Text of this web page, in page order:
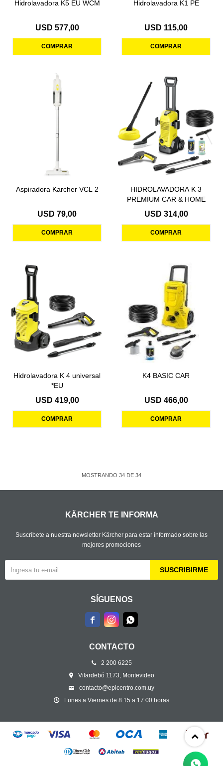
Hidrolavadora K5 EU WCM
USD 577,00
Hidrolavadora K1 PE
USD 115,00
Aspiradora Karcher VCL 2
USD 79,00
HIDROLAVADORA K 3
PREMIUM CAR & HOME
USD 314,00
Hidrolavadora K 4 universal
*EU
USD 419,00
K4 BASIC CAR
USD 466,00
MOSTRANDO 34 DE 34
CONTACTO
2 200 6225
Vilardebó 1173, Montevideo
contacto@epicentro.com.uy
Lunes a Viernes de 8:15 a 17:00 horas
SÍGUENOS
  
KÄRCHER TE INFORMA
Suscríbete a nuestra newsletter Kärcher para estar informado sobre las
mejores promociones
SUSCRIBIRME